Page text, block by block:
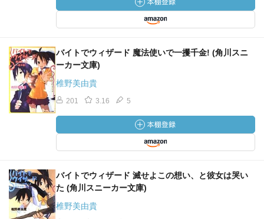
バイトでウィザード 魔法使いで一攫千金! (角川スニ
ーカー文庫)
椎野美由貴
201 3.16 5
バイトでウィザード 滅せよこの想い、と彼女は哭い
た (角川スニーカー文庫)
椎野美由貴